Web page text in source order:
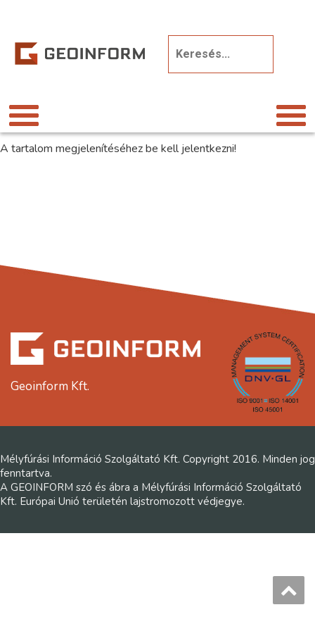
A tartalom megjelenítéséhez be kell jelentkezni!
Geoinform Kft.
Mélyfúrási Információ Szolgáltató Kft. Copyright 2016. Minden jog
fenntartva.
A GEOINFORM szó és ábra a Mélyfúrási Információ Szolgáltató
Kft. Európai Unió területén lajstromozott védjegye.